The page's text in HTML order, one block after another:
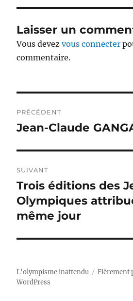
Laisser un
Vous devezvous connecter
commentaire.
de
PRÉCÉDENT
Publication
Jean-Claude
SUIVANT
Publication
suivante :
Trois éditions des
Olympiques
même jour
L'olympisme inattendu
Fièrement
WordPress